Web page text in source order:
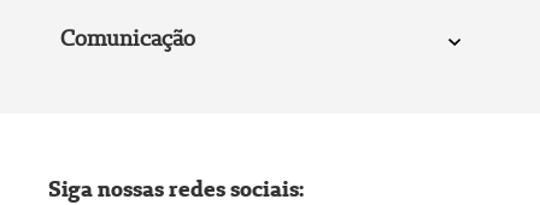
Comunicação
Siga nossas redes sociais: